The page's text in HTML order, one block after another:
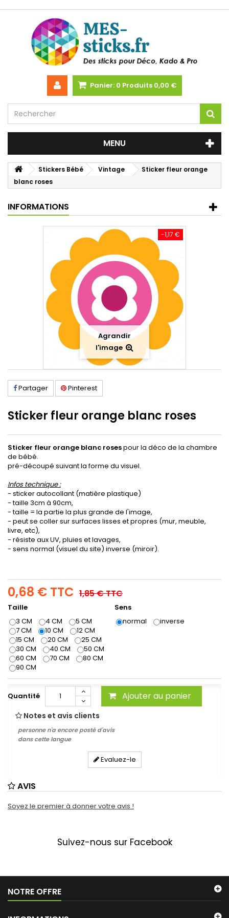
Panier: 0 Produits 0,00 €
MENU
Stickers Bébé Vintage
Sticker fleur orange
blanc roses
INFORMATIONS
-1,17 €
Agrandir
l'image
Partager Pinterest
Sticker fleur orange blanc roses
Sticker fleur orange blanc rosespour la déco de la chambre
de bébé.
pré-découpé suivant la forme du visuel.
Infos technique :
- sticker autocollant (matière plastique)
- taille 3cm à 90cm,
- taille = la partie la plus grande de l'image,
- peut se coller sur surfaces lisses et propres (mur, meuble,
livre, etc),
- résiste aux UV, pluies et lavages,
- sens normal (visuel du site) inverse (miroir).
0,68 € TTC 1,85 €TTC
Taille
3 CM
4 CM
5 CM
7 CM
10 CM
12 CM
15 CM
20 CM
25 CM
30 CM
40 CM
50 CM
60 CM
70 CM
80 CM
90 CM
Sens
normal
inverse
Quantité Ajouter au panier
Notes et avis clients
personne n'a encore posté d'avis
dans cette langue
Evaluez-le
AVIS
Soyez le premier à donner votre avis !
Suivez-nous sur Facebook
NOTRE OFFRE